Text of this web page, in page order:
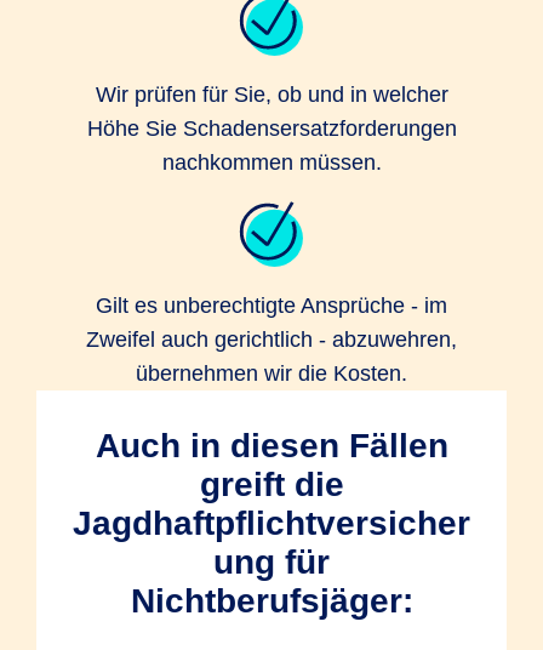
Wir prüfen für Sie, ob und in welcher
Höhe Sie Schadensersatzforderungen
nachkommen müssen.
Gilt es unberechtigte Ansprüche - im
Zweifel auch gerichtlich - abzuwehren,
übernehmen wir die Kosten.
Auch in diesen Fällen
greift die
Jagdhaftpflichtversicher
ung für
Nichtberufsjäger: